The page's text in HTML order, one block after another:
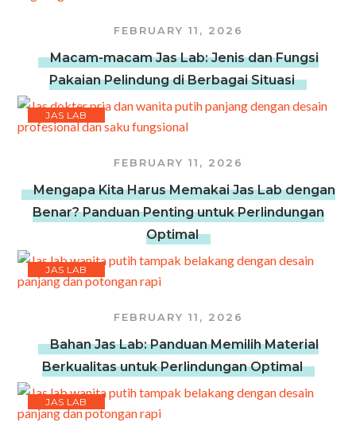
FEBRUARY 11, 2026
Macam-macam Jas Lab: Jenis dan Fungsi
Pakaian Pelindung di Berbagai Situasi
JAS LAB
FEBRUARY 11, 2026
Mengapa Kita Harus Memakai Jas Lab dengan
Benar? Panduan Penting untuk Perlindungan
Optimal
JAS LAB
FEBRUARY 11, 2026
Bahan Jas Lab: Panduan Memilih Material
Berkualitas untuk Perlindungan Optimal
JAS LAB